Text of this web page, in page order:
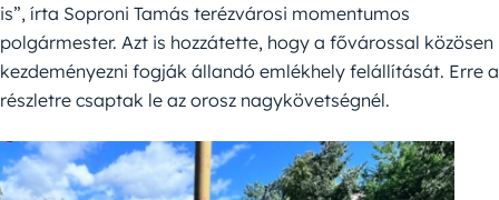
is”, írta Soproni Tamás terézvárosi momentumos
polgármester. Azt is hozzátette, hogy a fővárossal közösen
kezdeményezni fogják állandó emlékhely felállítását. Erre a
részletre csaptak le az orosz nagykövetségnél.